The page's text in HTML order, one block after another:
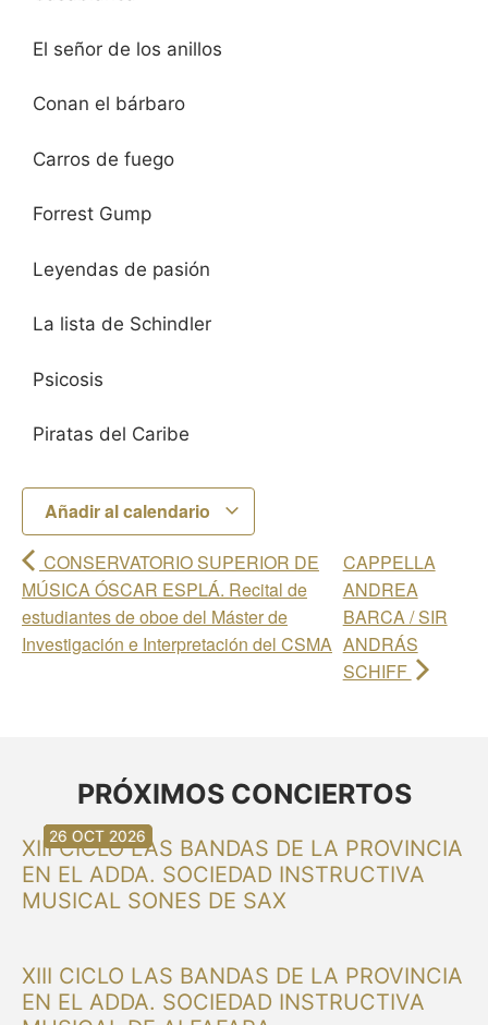
El señor de los anillos
Conan el bárbaro
Carros de fuego
Forrest Gump
Leyendas de pasión
La lista de Schindler
Psicosis
Piratas del Caribe
Añadir al calendario
CONSERVATORIO SUPERIOR DE
MÚSICA ÓSCAR ESPLÁ. Recital de
estudiantes de oboe del Máster de
Investigación e Interpretación del CSMA
CAPPELLA
ANDREA
BARCA / SIR
ANDRÁS
SCHIFF
PRÓXIMOS CONCIERTOS
XIII CICLO LAS BANDAS DE LA PROVINCIA
EN EL ADDA. SOCIEDAD INSTRUCTIVA
MUSICAL SONES DE SAX
30 AGO 2026
XIII CICLO LAS BANDAS DE LA PROVINCIA
EN EL ADDA. SOCIEDAD INSTRUCTIVA
30 AGO 2026
13 SEP 2026
20 SEP 2026
20 SEP 2026
26 SEP 2026
03 OCT 2026
16 OCT 2026
26 OCT 2026